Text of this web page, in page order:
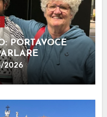
PORTAVOCE
2026